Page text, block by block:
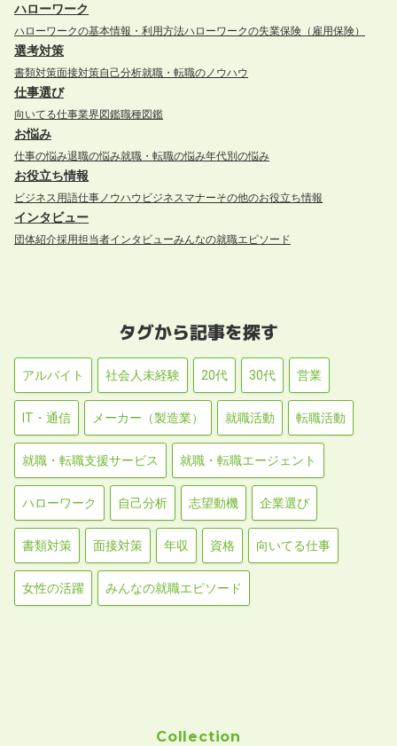
ハローワーク
ハローワークの基本情報・利用方法ハローワークの失業保険（雇用保険）
選考対策
書類対策面接対策自己分析就職・転職のノウハウ
仕事選び
向いてる仕事業界図鑑職種図鑑
お悩み
仕事の悩み退職の悩み就職・転職の悩み年代別の悩み
お役立ち情報
ビジネス用語仕事ノウハウ ビジネスマナーその他のお役立ち情報
インタビュー
団体紹介採用担当者インタビューみんなの就職エピソード
タグから記事を探す
アルバイト 社会人未経験 20代 30代 営業
IT・通信 メーカー（製造業） 就職活動 転職活動
就職・転職支援サービス 就職・転職エージェント
ハローワーク 自己分析 志望動機 企業選び
書類対策 面接対策 年収 資格 向いてる仕事
女性の活躍 みんなの就職エピソード
Collection